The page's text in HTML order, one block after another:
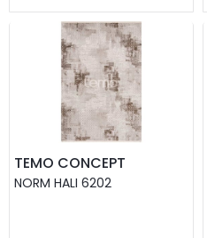
TEMO CONCEPT
NORM HALI 6202